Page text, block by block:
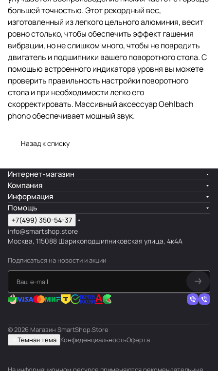
большей точностью. Этот рекордный вес,
изготовленный из легкого цельного алюминия, весит
ровно столько, чтобы обеспечить эффект гашения
вибрации, но не слишком много, чтобы не повредить
двигатель и подшипники вашего поворотного стола. С
помощью встроенного индикатора уровня вы можете
проверить правильность настройки поворотного
стола и при необходимости легко его
скорректировать. Массивный аксессуар Oehlbach
phono обеспечивает мощный звук.
Назад к списку
Интернет-магазин
Компания
Информация
Помощь
+7(499) 350-54-37
info@smartshop.store
Москва, 115088 Шарикоподшипниковская улица, 4к4А
Подписаться на новости и акции
© 2026 Магазин SmartShop.Store
Темная тема КонфиденциальностьОферта